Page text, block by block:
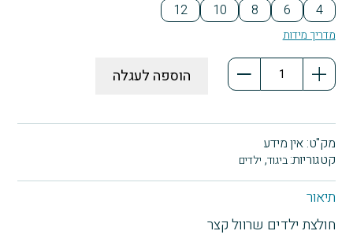
4
6
8
10
12
מדריך מידות
כמות
ילדים
טריקו,
שרוול
הוספה לעגלה
תיאור
חולצת ילדים שרוול קצר
מק"ט: אין מידע
קטגוריות:ביגוד, ילדים